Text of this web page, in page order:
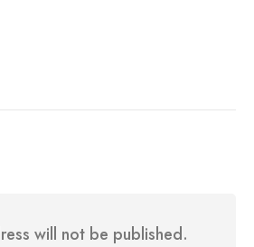
will not be published.